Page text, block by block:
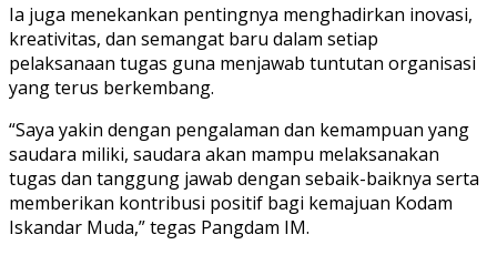
Ia juga menekankan pentingnya menghadirkan inovasi,
kreativitas, dan semangat baru dalam setiap
pelaksanaan tugas guna menjawab tuntutan organisasi
yang terus berkembang.
“Saya yakin dengan pengalaman dan kemampuan yang
saudara miliki, saudara akan mampu melaksanakan
tugas dan tanggung jawab dengan sebaik-baiknya serta
memberikan kontribusi positif bagi kemajuan Kodam
Iskandar Muda,” tegas Pangdam IM.